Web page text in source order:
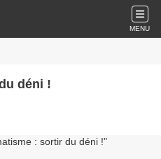
MENU
déni !